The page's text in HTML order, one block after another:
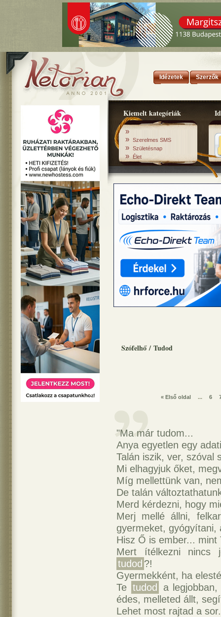
Idézetek Szerzők
Kiemelt kategóriák
»
» Szerelmes SMS
» Születésnap
» Élet
Szófelhő / Tudod
« Első oldal ... 6
"Ma már tudom...
Anya egyetlen egy
Talán iszik, ver, szóval
Mi elhagyjuk őket,
Míg mellettünk van,
De talán
Merd kérdezni, hogy
Merj mellé állni,
gyermeket, gyógyítani,
Hisz Ő is ember... mint
Mert ítélkezni nincs
tudod ?!
Gyermekként, ha
Te tudod
a
édes, melleted állt,
Lehet most rajtad a